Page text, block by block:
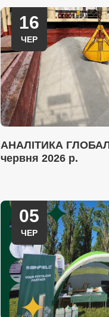
16
ЧЕР
АНАЛІТИКА
червня 2026 р.
05
ЧЕР